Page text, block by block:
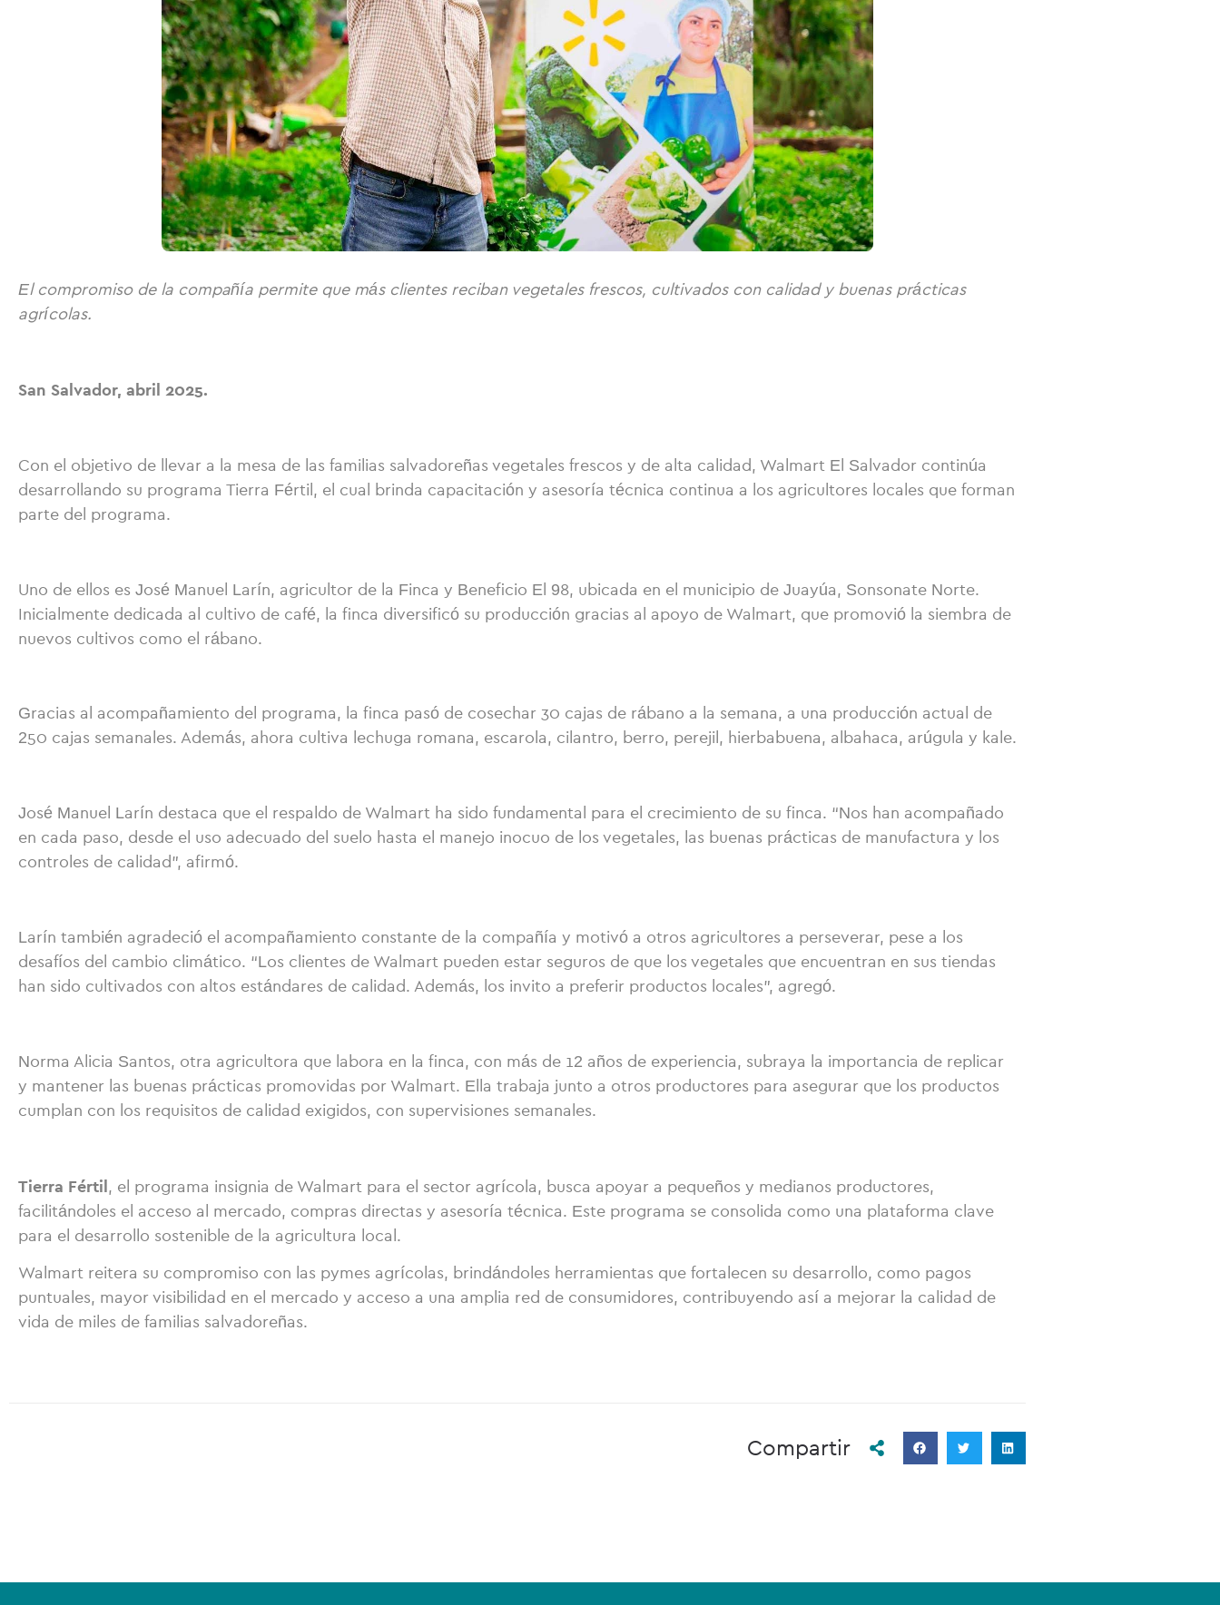
El compromiso de la compañía permite que más clientes reciban vegetales frescos, cultivados con calidad y buenas prácticas
agrícolas.
San Salvador, abril 2025.
Con el objetivo de llevar a la mesa de las familias salvadoreñas vegetales frescos y de alta calidad, Walmart El Salvador continúa
desarrollando su programa Tierra Fértil, el cual brinda capacitación y asesoría técnica continua a los agricultores locales que forman
parte del programa.
Uno de ellos es José Manuel Larín, agricultor de la Finca y Beneficio El 98, ubicada en el municipio de Juayúa, Sonsonate Norte.
Inicialmente dedicada al cultivo de café, la finca diversificó su producción gracias al apoyo de Walmart, que promovió la siembra de
nuevos cultivos como el rábano.
Gracias al acompañamiento del programa, la finca pasó de cosechar 30 cajas de rábano a la semana, a una producción actual de
250 cajas semanales. Además, ahora cultiva lechuga romana, escarola, cilantro, berro, perejil, hierbabuena, albahaca, arúgula y kale.
José Manuel Larín destaca que el respaldo de Walmart ha sido fundamental para el crecimiento de su finca. “Nos han acompañado
en cada paso, desde el uso adecuado del suelo hasta el manejo inocuo de los vegetales, las buenas prácticas de manufactura y los
controles de calidad”, afirmó.
Larín también agradeció el acompañamiento constante de la compañía y motivó a otros agricultores a perseverar, pese a los
desafíos del cambio climático. “Los clientes de Walmart pueden estar seguros de que los vegetales que encuentran en sus tiendas
han sido cultivados con altos estándares de calidad. Además, los invito a preferir productos locales”, agregó.
Norma Alicia Santos, otra agricultora que labora en la finca, con más de 12 años de experiencia, subraya la importancia de replicar
y mantener las buenas prácticas promovidas por Walmart. Ella trabaja junto a otros productores para asegurar que los productos
cumplan con los requisitos de calidad exigidos, con supervisiones semanales.
Tierra Fértil , el programa insignia de Walmart para el sector agrícola, busca apoyar a pequeños y medianos productores,
facilitándoles el acceso al mercado, compras directas y asesoría técnica. Este programa se consolida como una plataforma clave
para el desarrollo sostenible de la agricultura local.
Walmart reitera su compromiso con las pymes agrícolas, brindándoles herramientas que fortalecen su desarrollo, como pagos
puntuales, mayor visibilidad en el mercado y acceso a una amplia red de consumidores, contribuyendo así a mejorar la calidad de
vida de miles de familias salvadoreñas.
Compartir